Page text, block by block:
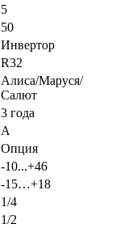
5
50
Инвертор
R32
Алиса/Маруся/
Салют
3 года
A
Опция
-10...+46
-15…+18
1/4
1/2